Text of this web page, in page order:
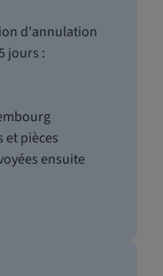
d'annulation
jours :
pièces
ensuite